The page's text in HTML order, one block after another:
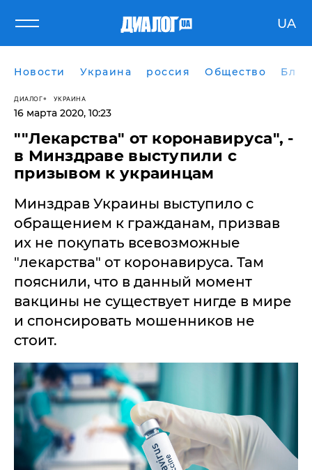
UA
Новости Украина россия Общество
ДИАЛОГ УКРАИНА
16 марта 2020, 10:23
""Лекарства" от коронавируса", -
в Минздраве выступили с
призывом к украинцам
Минздрав Украины выступило с
обращением к гражданам, призвав
их не покупать всевозможные
"лекарства" от коронавируса. Там
пояснили, что в данный момент
вакцины не существует нигде в мире
и спонсировать мошенников не
стоит.